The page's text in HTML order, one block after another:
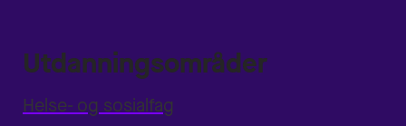
Utdanningsområder
Helse- og sosialfag